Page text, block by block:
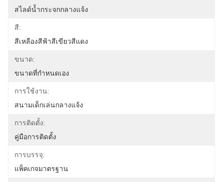
สไลด์น้ำกระจกกลางแจ้ง
สี:
สีเหลืองสีฟ้าสีเขียวสีแดง
ขนาด:
ขนาดที่กำหนดเอง
การใช้งาน:
สนามเด็กเล่นกลางแจ้ง
การติดตั้ง:
คู่มือการติดตั้ง
การบรรจุ:
แพ็คเกจมาตรฐาน